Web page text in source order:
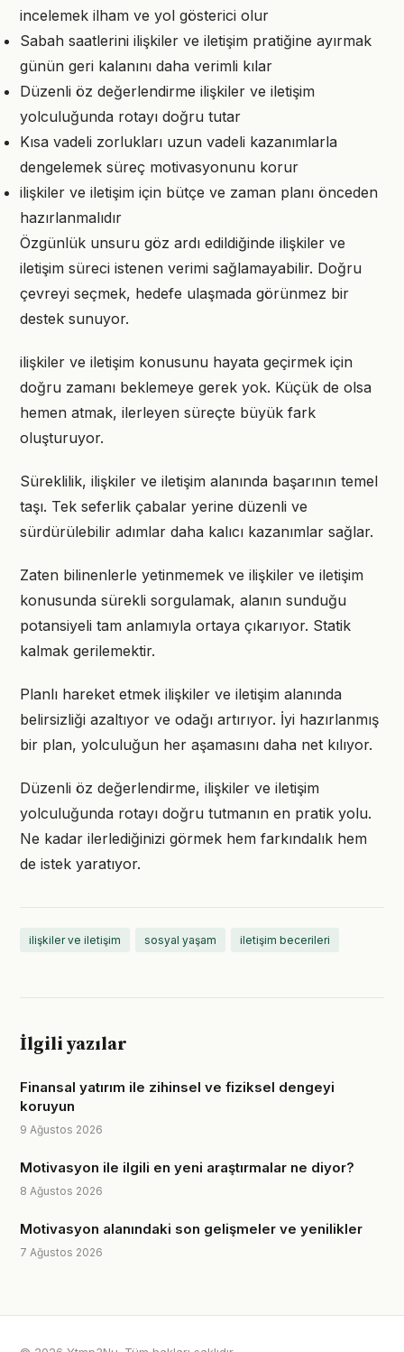
incelemek ilham ve yol gösterici olur
Sabah saatlerini ilişkiler ve iletişim pratiğine ayırmak
günün geri kalanını daha verimli kılar
Düzenli öz değerlendirme ilişkiler ve iletişim
yolculuğunda rotayı doğru tutar
Kısa vadeli zorlukları uzun vadeli kazanımlarla
dengelemek süreç motivasyonunu korur
ilişkiler ve iletişim için bütçe ve zaman planı önceden
hazırlanmalıdır
Özgünlük unsuru göz ardı edildiğinde ilişkiler ve
iletişim süreci istenen verimi sağlamayabilir. Doğru
çevreyi seçmek, hedefe ulaşmada görünmez bir
destek sunuyor.
ilişkiler ve iletişim konusunu hayata geçirmek için
doğru zamanı beklemeye gerek yok. Küçük de olsa
hemen atmak, ilerleyen süreçte büyük fark
oluşturuyor.
Süreklilik, ilişkiler ve iletişim alanında başarının temel
taşı. Tek seferlik çabalar yerine düzenli ve
sürdürülebilir adımlar daha kalıcı kazanımlar sağlar.
Zaten bilinenlerle yetinmemek ve ilişkiler ve iletişim
konusunda sürekli sorgulamak, alanın sunduğu
potansiyeli tam anlamıyla ortaya çıkarıyor. Statik
kalmak gerilemektir.
Planlı hareket etmek ilişkiler ve iletişim alanında
belirsizliği azaltıyor ve odağı artırıyor. İyi hazırlanmış
bir plan, yolculuğun her aşamasını daha net kılıyor.
Düzenli öz değerlendirme, ilişkiler ve iletişim
yolculuğunda rotayı doğru tutmanın en pratik yolu.
Ne kadar ilerlediğinizi görmek hem farkındalık hem
de istek yaratıyor.
ilişkiler ve iletişim sosyal yaşam iletişim becerileri
İlgili yazılar
Finansal yatırım ile zihinsel ve fiziksel dengeyi
koruyun
9 Ağustos 2026
Motivasyon ile ilgili en yeni araştırmalar ne diyor?
8 Ağustos 2026
Motivasyon alanındaki son gelişmeler ve yenilikler
7 Ağustos 2026